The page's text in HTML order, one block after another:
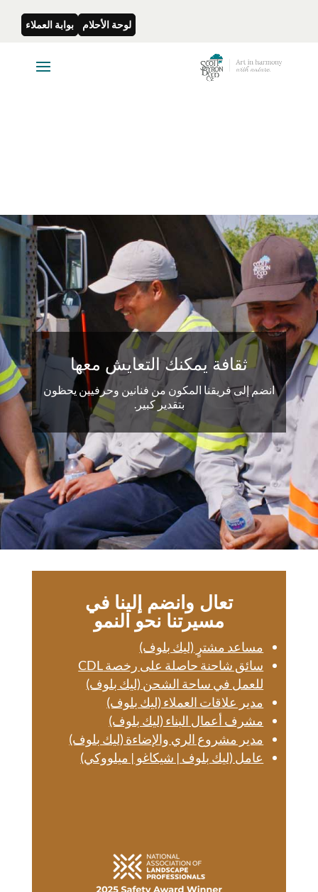
لوحة الأحلام بوابة العملاء
ثقافة يمكنك التعايش معها
انضم إلى فريقنا المكون من فنانين وحرفيين يحظون
بتقدير كبير.
تعال وانضم إلينا في
مسيرتنا نحو النمو
مساعد مشترٍ (ليك بلوف)
سائق شاحنة حاصلة على رخصة CDL
للعمل في ساحة الشحن (ليك بلوف)
مدير علاقات العملاء (ليك بلوف)
مشرف أعمال البناء (ليك بلوف)
مدير مشروع الري والإضاءة (ليك بلوف)
عامل (ليك بلوف | شيكاغو | ميلووكي)